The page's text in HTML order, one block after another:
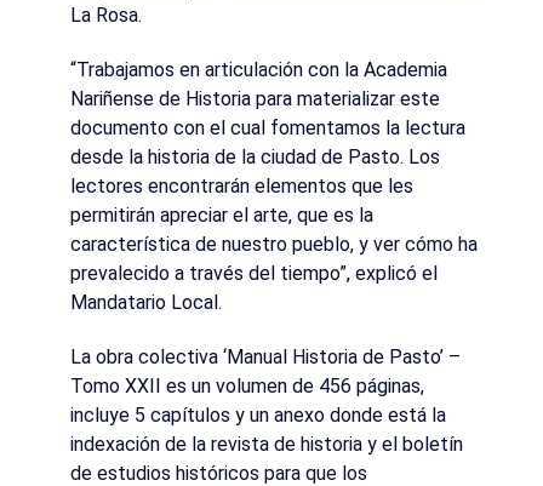
La Rosa.
“Trabajamos en articulación con la Academia
Nariñense de Historia para materializar este
documento con el cual fomentamos la lectura
desde la historia de la ciudad de Pasto. Los
lectores encontrarán elementos que les
permitirán apreciar el arte, que es la
característica de nuestro pueblo, y ver cómo ha
prevalecido a través del tiempo”, explicó el
Mandatario Local.
La obra colectiva ‘Manual Historia de Pasto’ –
Tomo XXII es un volumen de 456 páginas,
incluye 5 capítulos y un anexo donde está la
indexación de la revista de historia y el boletín
de estudios históricos para que los